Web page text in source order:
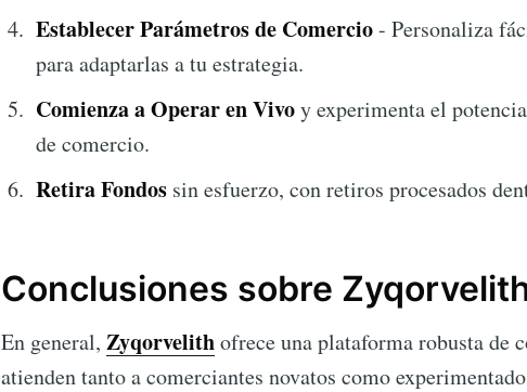
Establecer Parámetros de Comercio- Personaliza
para adaptarlas a tu estrategia.
Comienza a Operar en Vivoy experimenta el
de comercio.
Retira Fondos sin esfuerzo, con retiros procesados
Conclusiones sobre
En general, Zyqorvelithofrece una plataforma robusta de
atienden tanto a comerciantes novatos como